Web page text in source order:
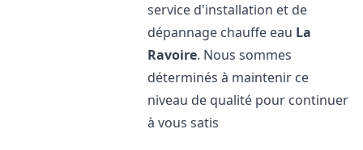
service d'installation et de
dépannage chauffe eau La
Ravoire. Nous sommes
déterminés à maintenir ce
niveau de qualité pour continuer
à vous satis